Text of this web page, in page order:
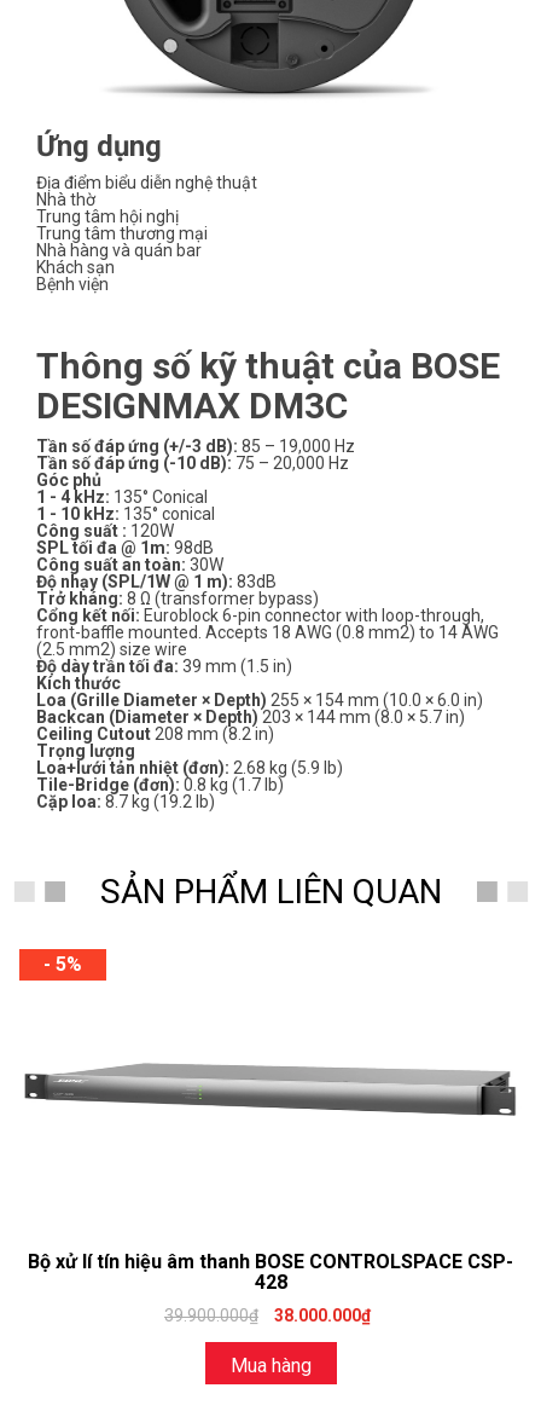
Ứng dụng
Địa điểm biểu diễn nghệ thuật
Nhà thờ
Trung tâm hội nghị
Trung tâm thương mại
Nhà hàng và quán bar
Khách sạn
Bệnh viện
Thông số kỹ thuật của BOSE
DESIGNMAX DM3C
Tần số đáp ứng (+/-3 dB): 85 – 19,000 Hz
Tần số đáp ứng (-10 dB): 75 – 20,000 Hz
Góc phủ
1 - 4 kHz: 135° Conical
1 - 10 kHz: 135° conical
Công suất : 120W
SPL tối đa @ 1m: 98dB
Công suất an toàn: 30W
Độ nhạy (SPL/1W @ 1 m): 83dB
Trở kháng: 8 Ω (transformer bypass)
Cổng kết nối: Euroblock 6-pin connector with loop-through,
front-baffle mounted. Accepts 18 AWG (0.8 mm2) to 14 AWG
(2.5 mm2) size wire
Độ dày trần tối đa: 39 mm (1.5 in)
Kích thước
Loa (Grille Diameter × Depth) 255 × 154 mm (10.0 × 6.0 in)
Backcan (Diameter × Depth) 203 × 144 mm (8.0 × 5.7 in)
Ceiling Cutout 208 mm (8.2 in)
Trọng lượng
Loa+lưới tản nhiệt (đơn): 2.68 kg (5.9 lb)
Tile-Bridge (đơn): 0.8 kg (1.7 lb)
Cặp loa: 8.7 kg (19.2 lb)
SẢN PHẨM LIÊN QUAN
- 5%
Bộ xử lí tín hiệu âm thanh BOSE CONTROLSPACE CSP-
428
39.900.000₫ 38.000.000₫
Mua hàng